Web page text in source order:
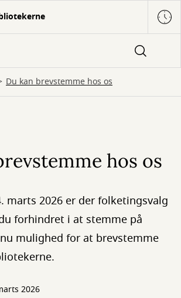
Du kan brevstemme hos os
hos os
marts 2026 er der folketingsvalg
forhindret i at stemme på
mulighed for at brevstemme
2026